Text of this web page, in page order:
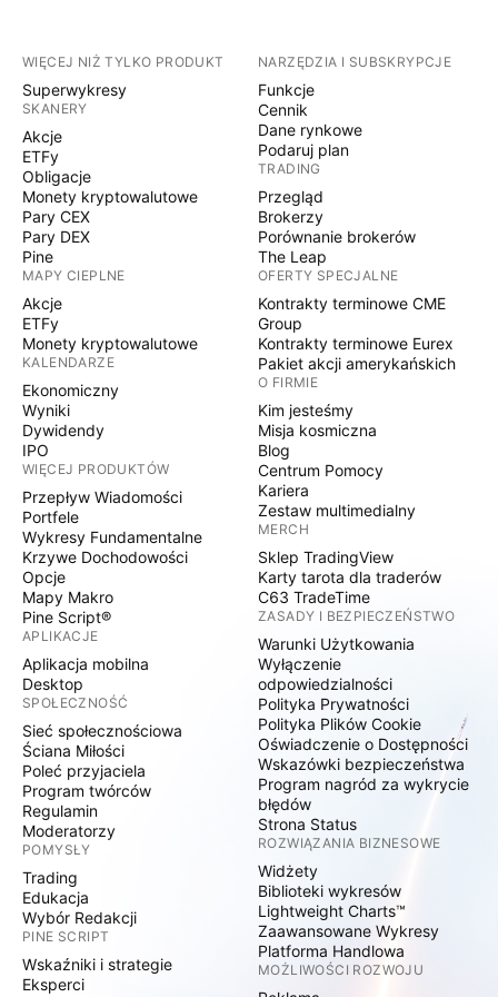
WIĘCEJ NIŻ TYLKO PRODUKT
Superwykresy
SKANERY
Akcje
ETFy
Obligacje
Monety kryptowalutowe
Pary CEX
Pary DEX
Pine
MAPY CIEPLNE
Akcje
ETFy
Monety kryptowalutowe
KALENDARZE
Ekonomiczny
Wyniki
Dywidendy
IPO
WIĘCEJ PRODUKTÓW
Przepływ Wiadomości
Portfele
Wykresy Fundamentalne
Krzywe Dochodowości
Opcje
Mapy Makro
Pine Script®
APLIKACJE
Aplikacja mobilna
Desktop
SPOŁECZNOŚĆ
Sieć społecznościowa
Ściana Miłości
Poleć przyjaciela
Program twórców
Regulamin
Moderatorzy
POMYSŁY
Trading
Edukacja
Wybór Redakcji
PINE SCRIPT
Wskaźniki i strategie
Eksperci
NARZĘDZIA I SUBSKRYPCJE
Funkcje
Cennik
Dane rynkowe
Podaruj plan
TRADING
Przegląd
Brokerzy
Porównanie brokerów
The Leap
OFERTY SPECJALNE
Kontrakty terminowe CME
Group
Kontrakty terminowe Eurex
Pakiet akcji amerykańskich
O FIRMIE
Kim jesteśmy
Misja kosmiczna
Blog
Centrum Pomocy
Kariera
Zestaw multimedialny
MERCH
Sklep TradingView
Karty tarota dla traderów
C63 TradeTime
ZASADY I BEZPIECZEŃSTWO
Warunki Użytkowania
Wyłączenie
odpowiedzialności
Polityka Prywatności
Polityka Plików Cookie
Oświadczenie o Dostępności
Wskazówki bezpieczeństwa
Program nagród za wykrycie
błędów
Strona Status
ROZWIĄZANIA BIZNESOWE
Widżety
Biblioteki wykresów
Lightweight Charts™
Zaawansowane Wykresy
Platforma Handlowa
MOŻLIWOŚCI ROZWOJU